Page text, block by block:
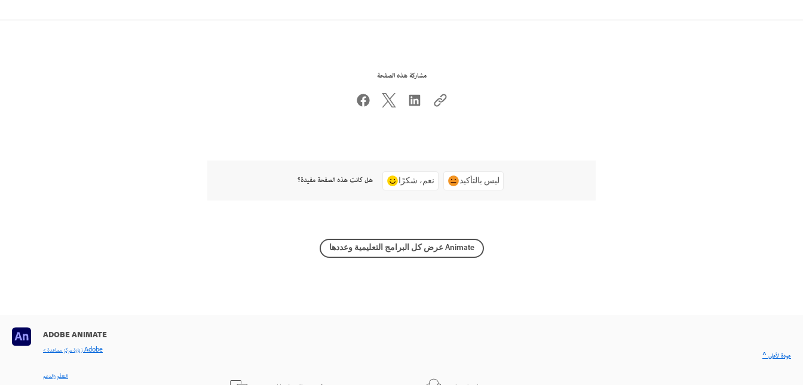
مشاركة هذه الصفحة
هل كانت هذه الصفحة مفيدة؟ نعم، شكرًا ليس بالتأكيد
عرض كل البرامج التعليمية وعددها Animate
ADOBE ANIMATE
< زيارة مركز مساعدة Adobe
التعلّم والدعم
^ عودة لأعلى